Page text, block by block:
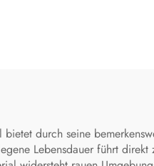
durch seine
Lebensdauer führt